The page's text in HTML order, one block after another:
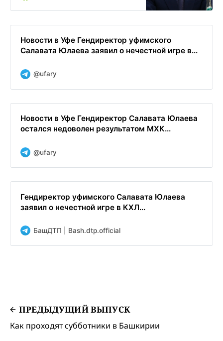
Новости в Уфе Гендиректор уфимского
Салавата Юлаева заявил о нечестной игре в...
@ufary
Новости в Уфе Гендиректор Салавата Юлаева
остался недоволен результатом МХК...
@ufary
Гендиректор уфимского Салавата Юлаева
заявил о нечестной игре в КХЛ...
БашДТП | Bash.dtp.official
ПРЕДЫДУЩИЙ ВЫПУСК
Как проходят субботники в Башкирии